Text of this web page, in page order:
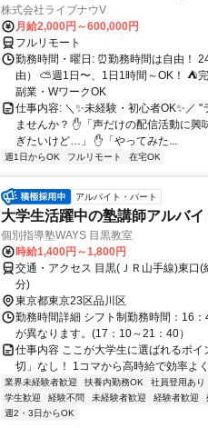
株式会社ライブナウV
月給2,000円～600,000円
フルリモート
勤務時間・曜日: ⏰勤務時間は自由！
由） ⛅週1日〜、1日1時間～OK！ ⛺
副業・WワークOK
仕事内容: ＼✨未経験・初心者OK✨／
ませんか？ ✋「声だけの配信活動に
ぎたいけど…」 ✋「やってみた...
週1日からOK フルリモート 在宅OK
アルバイト・パート
大学生活躍中の塾講師アルバイ
個別指導塾WAYS 目黒教室
時給1,400円～1,800円
交通・アクセス 目黒(ＪＲ山手線)東口
分)
東京都東京23区品川区
勤務時間詳細 シフト制勤務時間：16
が異なります。(17：10～21：40）
仕事内容 ここが大学生に選ばれるポ
切」なし！ 1コマから高時給で効率よ
業界未経験者歓迎 扶養内勤務OK 社員登用あり
学生歓迎
経験不問 未経験者歓迎 経験者歓迎
週2・3日からOK